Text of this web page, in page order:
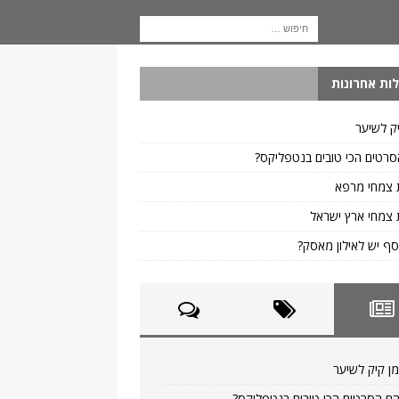
אחרונות
לשיער
הכי טובים בנטפליקס?
צמחי מרפא
צמחי ארץ ישראל
יש לאילון מאסק?
קיק לשיער